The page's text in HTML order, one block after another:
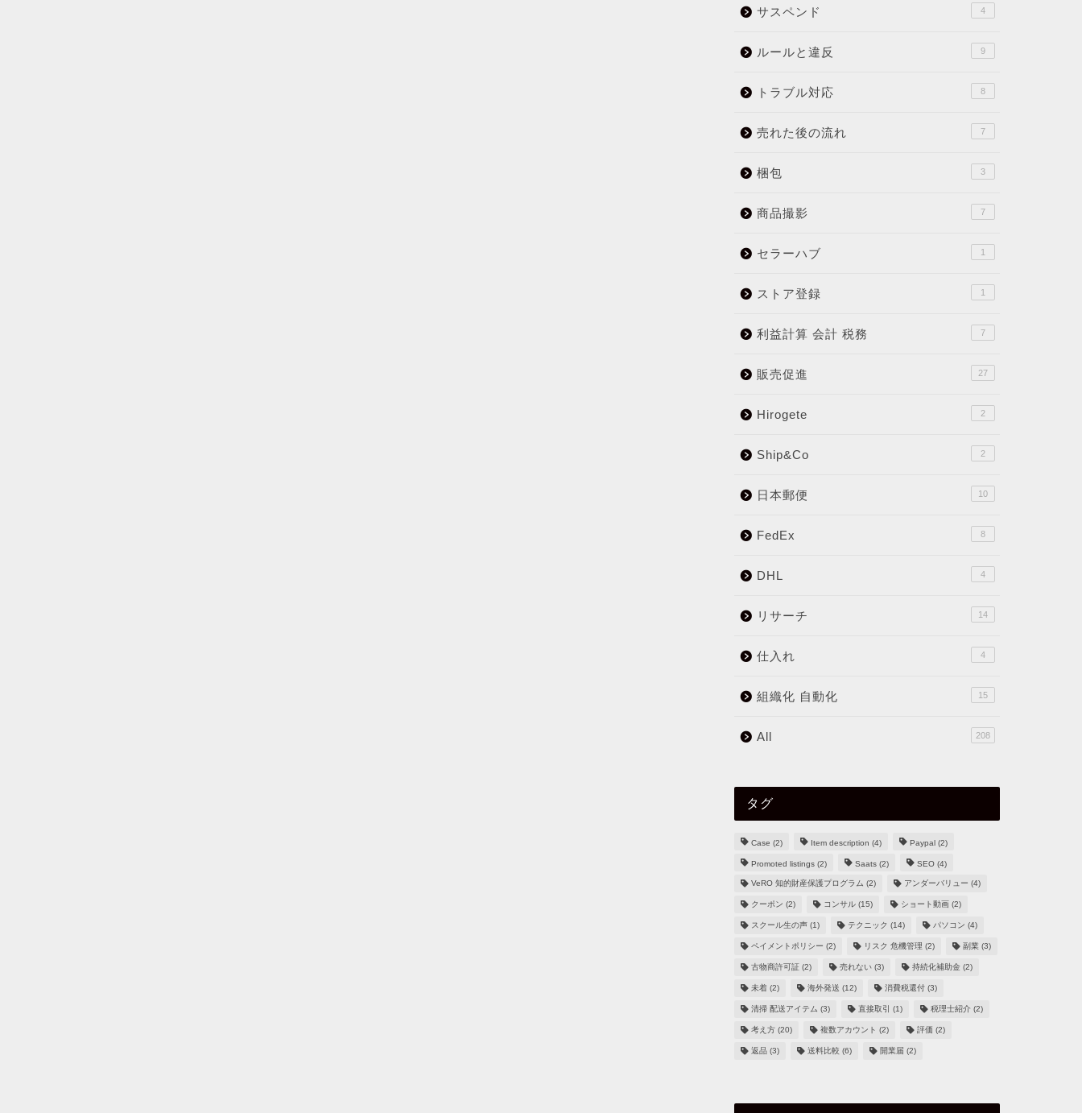
サスペンド 4
ルールと違反 9
トラブル対応 8
売れた後の流れ 7
梱包 3
商品撮影 7
セラーハブ 1
ストア登録 1
利益計算 会計 税務 7
販売促進 27
Hirogete 2
Ship&Co 2
日本郵便 10
FedEx 8
DHL 4
リサーチ 14
仕入れ 4
組織化 自動化 15
All 208
タグ
Case (2) Item description (4) Paypal(2)
Promoted listings(2) Saats(2) SEO(4)
VeRO 知的財産保護プログラム (2) アンダーバリュー (4)
クーポン (2) コンサル(15) ショート動画(2)
スクール生の声(1) テクニック (14) パソコン (4)
ペイメントポリシー (2) リスク 危機管理 (2) 副業 (3)
古物商許可証(2) 売れない(3) 持続化補助金(2)
未着(2) 海外発送 (12) 消費税還付(3)
清掃 配送アイテム (3) 直接取引 (1) 税理士紹介(2)
考え方(20) 複数アカウント (2) 評価 (2)
返品(3) 送料比較 (6) 開業届 (2)